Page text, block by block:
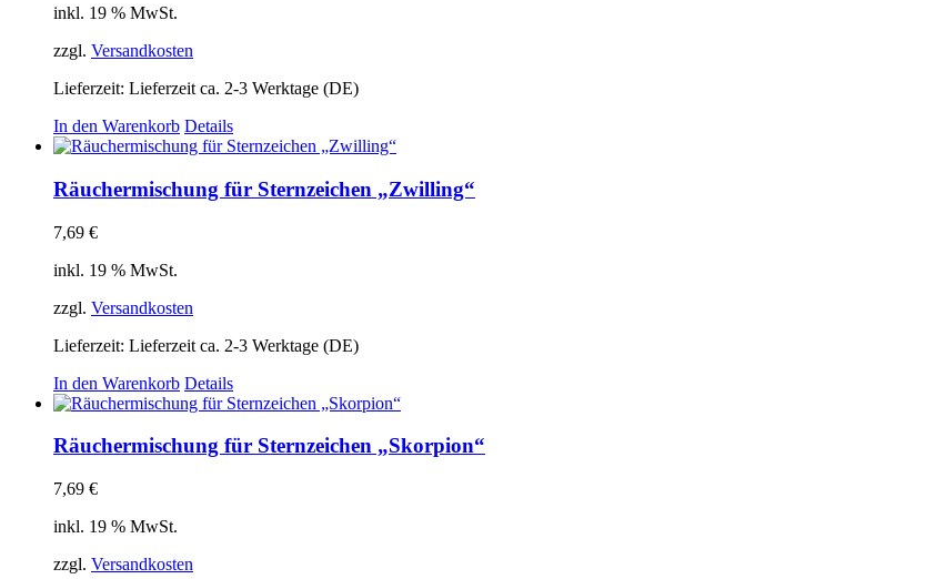
inkl. 19 % MwSt.
zzgl. Versandkosten
Lieferzeit: Lieferzeit ca. 2-3 Werktage (DE)
In den Warenkorb Details
Räuchermischung für Sternzeichen „Zwilling“
7,69 €
inkl. 19 % MwSt.
zzgl. Versandkosten
Lieferzeit: Lieferzeit ca. 2-3 Werktage (DE)
In den Warenkorb Details
Räuchermischung für Sternzeichen „Skorpion“
7,69 €
inkl. 19 % MwSt.
zzgl. Versandkosten